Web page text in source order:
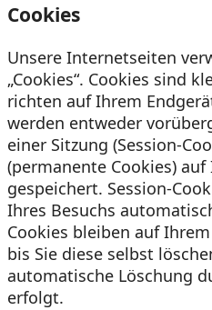
Cookies
Unsere Internetseiten
„Cookies“. Cookies sind
richten auf Ihrem
werden entweder
einer Sitzung (Session-
(permanente Cookies)
gespeichert. Session-
Ihres Besuchs
Cookies bleiben auf
bis Sie diese selbst
automatische Löschung
erfolgt.